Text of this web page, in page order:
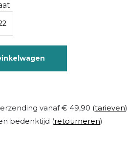
vanaf € 49,90 (tarieven)
bedenktijd (retourneren)